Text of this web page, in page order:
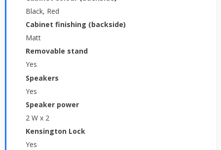
Black, Red
Cabinet finishing (backside)
Matt
Removable stand
Yes
Speakers
Yes
Speaker power
2 W x 2
Kensington Lock
Yes